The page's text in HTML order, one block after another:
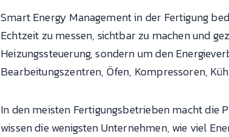
Smart Energy Management in der Fertigung
Echtzeit zu messen, sichtbar zu machen und
Heizungssteuerung, sondern um den
Bearbeitungszentren, Öfen, Kompressoren,
In den meisten Fertigungsbetrieben macht die
wissen die wenigsten Unternehmen, wie viel